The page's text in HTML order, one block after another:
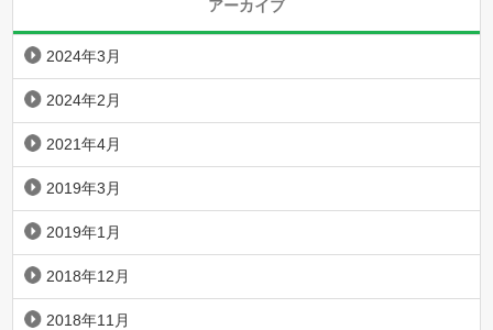
アーカイブ
2024年3月
2024年2月
2021年4月
2019年3月
2019年1月
2018年12月
2018年11月